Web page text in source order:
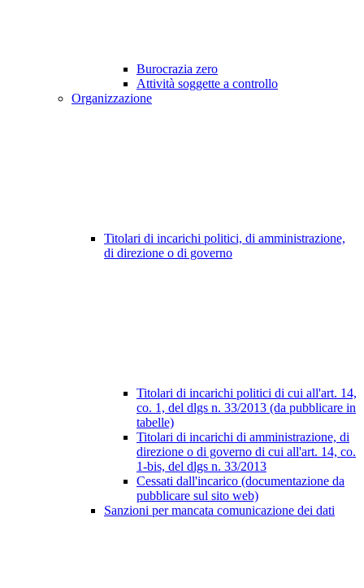
Burocrazia zero
Attività soggette a controllo
Organizzazione
Titolari di incarichi politici, di amministrazione,
di direzione o di governo
Titolari di incarichi politici di cui all'art. 14,
co. 1, del dlgs n. 33/2013 (da pubblicare in
tabelle)
Titolari di incarichi di amministrazione, di
direzione o di governo di cui all'art. 14, co.
1-bis, del dlgs n. 33/2013
Cessati dall'incarico (documentazione da
pubblicare sul sito web)
Sanzioni per mancata comunicazione dei dati